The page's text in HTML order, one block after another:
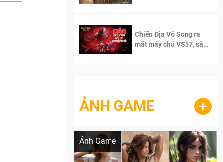
Chiến Địa Vô Song ra
mắt máy chủ VS57, sân
ẢNH GAME +
Ảnh Game
Lala Croft vừa nóng vừa xinh dưới nét vẽ